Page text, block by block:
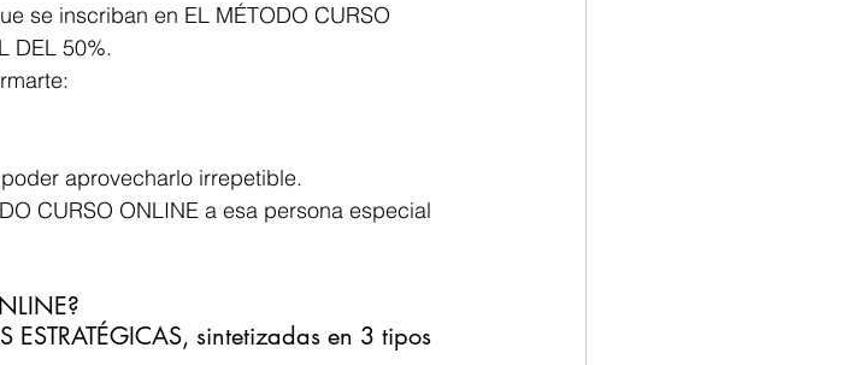
se inscriban en EL MÉTODO CURSO
DEL 50%.
aprovecharlo irrepetible.
CURSO ONLINE a esa persona especial